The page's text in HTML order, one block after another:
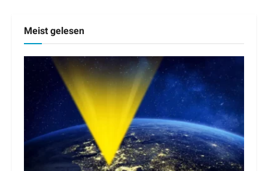
Meist gelesen